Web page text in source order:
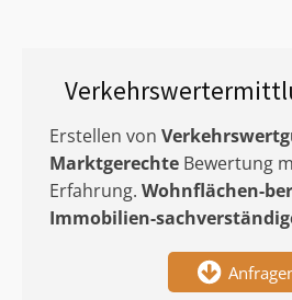
Erstellen von
Marktgerechte Bewertung
Erfahrung. Wohnflächen-
Immobilien-